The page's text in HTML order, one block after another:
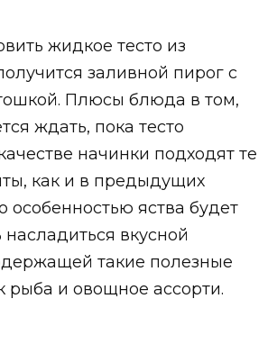
жидкое тесто из
заливной пирог с
Плюсы блюда в том,
ждать, пока тесто
начинки подходят те
как и в предыдущих
особенностью яства будет
вкусной
такие полезные
рыба и овощное ассорти.